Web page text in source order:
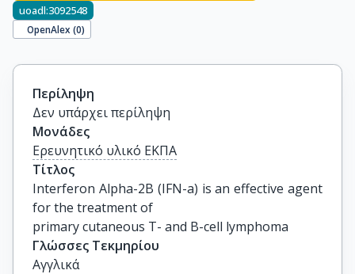
uoadl:3092548
OpenAlex (0)
Περίληψη
Δεν υπάρχει περίληψη
Μονάδες
Ερευνητικό υλικό ΕΚΠΑ
Τίτλος
Interferon Alpha-2B (IFN-a) is an effective agent
for the treatment of
primary cutaneous T- and B-cell lymphoma
Γλώσσες Τεκμηρίου
Αγγλικά